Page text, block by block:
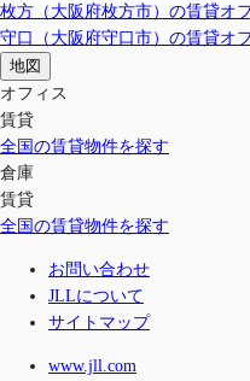
枚方（大阪府枚方市）の賃貸オ
守口（大阪府守口市）の賃貸オ
地図
オフィス
賃貸
全国の賃貸物件を探す
倉庫
賃貸
全国の賃貸物件を探す
お問い合わせ
JLLについて
サイトマップ
www.jll.com